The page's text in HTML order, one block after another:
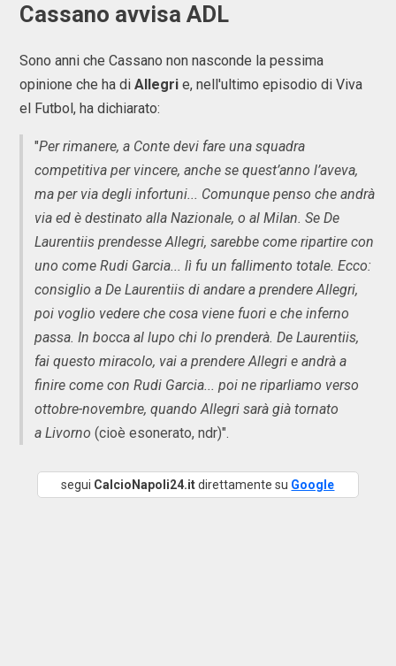
Cassano avvisa ADL
Sono anni che Cassano non nasconde la pessima
opinione che ha di Allegri e, nell'ultimo episodio di Viva
el Futbol, ha dichiarato:
"Per rimanere, a Conte devi fare una squadra
competitiva per vincere, anche se quest’anno l’aveva,
ma per via degli infortuni... Comunque penso che andrà
via ed è destinato alla Nazionale, o al Milan. Se De
Laurentiis prendesse Allegri, sarebbe come ripartire con
uno come Rudi Garcia... lì fu un fallimento totale. Ecco:
consiglio a De Laurentiis di andare a prendere Allegri,
poi voglio vedere che cosa viene fuori e che inferno
passa. In bocca al lupo chi lo prenderà. De Laurentiis,
fai questo miracolo, vai a prendere Allegri e andrà a
finire come con Rudi Garcia... poi ne riparliamo verso
ottobre-novembre, quando Allegri sarà già tornato
a Livorno (cioè esonerato, ndr)".
segui CalcioNapoli24.itdirettamente su Google